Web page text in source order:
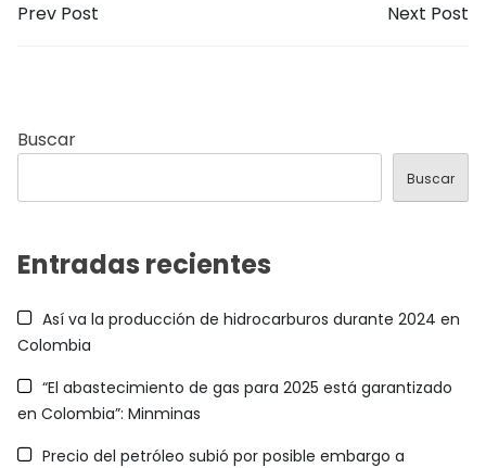
Prev Post Next Post
Buscar
Buscar
Entradas recientes
Así va la producción de hidrocarburos durante 2024 en
Colombia
“El abastecimiento de gas para 2025 está garantizado
en Colombia”: Minminas
Precio del petróleo subió por posible embargo a